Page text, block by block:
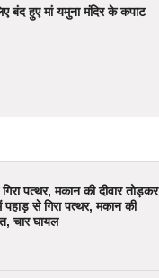
बंद हुए मां यमुना मंदिर के कपाट
पत्थर, मकान की दीवार तोड़कर
से गिरा पत्थर, मकान की
चार घायल